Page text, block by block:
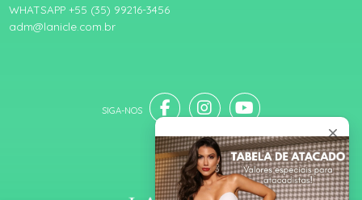
WHATSAPP +55 (35) 99216-3456
adm@lanicle.com.br